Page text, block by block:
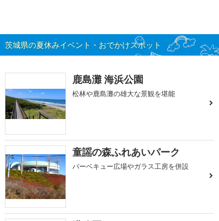
茨城県の夏休みイベント・おでかけスポット
鹿島灘 海浜公園
松林や鹿島灘の雄大な景観を堪能
童謡の森ふれあいパーク
バーベキュー広場やガラス工房を併設